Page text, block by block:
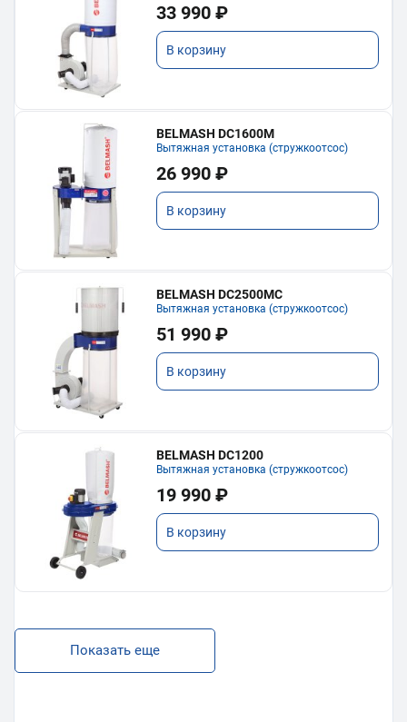
33 990 ₽
В корзину
BELMASH DC1600M
Вытяжная установка (стружкоотсос)
26 990 ₽
В корзину
BELMASH DC2500MC
Вытяжная установка (стружкоотсос)
51 990 ₽
В корзину
BELMASH DC1200
Вытяжная установка (стружкоотсос)
19 990 ₽
В корзину
Показать еще